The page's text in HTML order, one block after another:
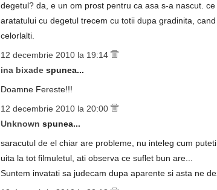
degetul? da, e un om prost pentru ca asa s-a nascut.
aratatului cu degetul trecem cu totii dupa gradinita,
celorlalti.
12 decembrie 2010 la 19:14
ina bixade spunea...
Doamne Fereste!!!
12 decembrie 2010 la 20:00
Unknown spunea...
saracutul de el chiar are probleme, nu inteleg cum
uita la tot filmuletul, ati observa ce suflet bun are...
Suntem invatati sa judecam dupa aparente si asta ne